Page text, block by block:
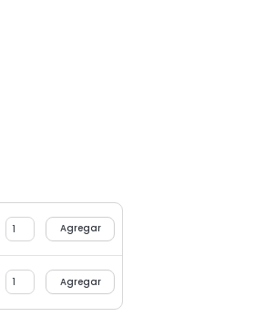
Agregar
Agregar